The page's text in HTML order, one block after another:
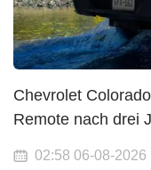
Chevrolet
Remote nach drei
02:58 06-08-2026